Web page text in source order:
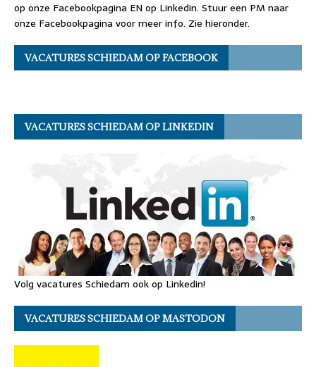
op onze Facebookpagina EN op Linkedin. Stuur een PM naar
onze Facebookpagina voor meer info. Zie hieronder.
VACATURES SCHIEDAM OP FACEBOOK
VACATURES SCHIEDAM OP LINKEDIN
Volg vacatures Schiedam ook op Linkedin!
VACATURES SCHIEDAM OP MASTODON